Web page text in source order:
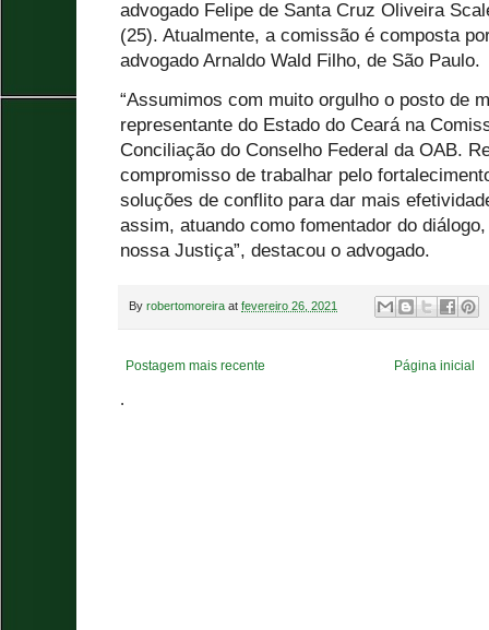
advogado Felipe de Santa Cruz Oliveira
(25). Atualmente, a comissão é composta
advogado Arnaldo Wald Filho, de São Paulo.
“Assumimos com muito orgulho o posto de
representante do Estado do Ceará na
Conciliação do Conselho Federal da OAB.
compromisso de trabalhar pelo
soluções de conflito para dar mais
assim, atuando como fomentador do
nossa Justiça”, destacou o advogado.
By robertomoreira at fevereiro 26, 2021
Postagem mais recente Página inicial
.